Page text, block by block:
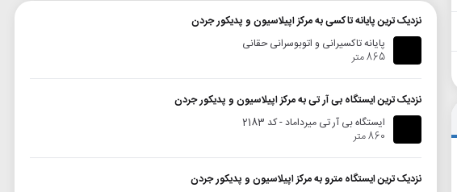
نزدیک ترین پایانه تاکسی به مرکز اپیلاسیون و پدیکور جردن
پایانه تاکسیرانی و اتوبوسرانی حقانی
865 متر
نزدیک ترین ایستگاه بی آر تی به مرکز اپیلاسیون و پدیکور جردن
ایستگاه بی آر تی میرداماد - کد 2183
860 متر
نزدیک ترین ایستگاه مترو به مرکز اپیلاسیون و پدیکور جردن